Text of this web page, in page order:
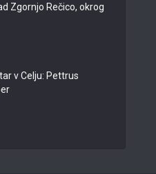
Zgornjo Rečico, okrog
v Celju: Pettrus